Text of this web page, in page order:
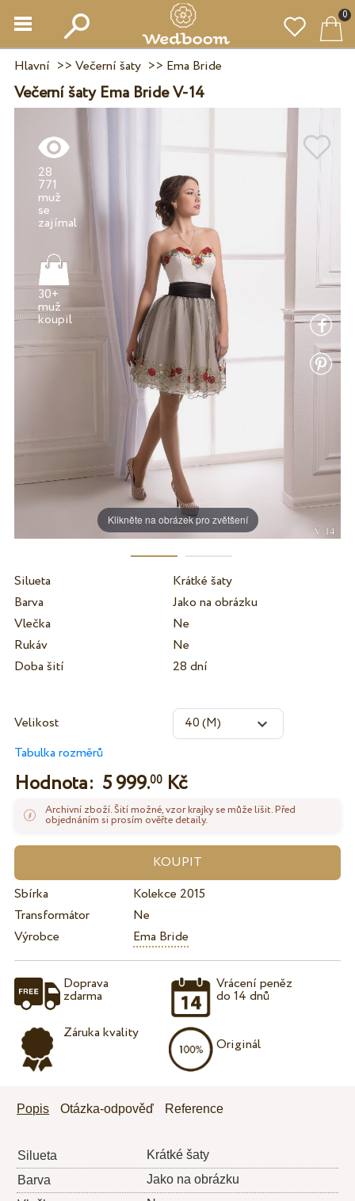
0
Hlavní >> Večerní šaty>> Ema Bride
Večerní šaty Ema Bride V-14
Klikněte na obrázek pro zvětšení
28
771
muž
se
30+
muž
Silueta
Krátké šaty
Barva
Jako na obrázku
Vlečka
Ne
Rukáv
Ne
Doba šití
28 dní
Velikost
Tabulka rozměrů
Hodnota: 5 999.00Kč
Archivní zboží. Šití možné, vzor krajky se může lišit. Před
objednáním si prosím ověřte detaily.
Sbírka
Kolekce 2015
Transformátor
Ne
Výrobce
Ema Bride
Doprava
zdarma
Záruka kvality
Vrácení peněz
do 14 dnů
Originál
Popis Otázka-odpověď Reference
Silueta
Krátké šaty
Barva
Jako na obrázku